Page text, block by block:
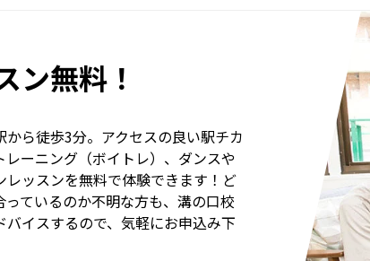
ン無料！
ら徒歩3分。アクセスの良い駅チカ
レーニング（ボイトレ）、ダンスや
レッスンを無料で体験できます！ど
っているのか不明な方も、溝の口校
バイスするので、気軽にお申込み下